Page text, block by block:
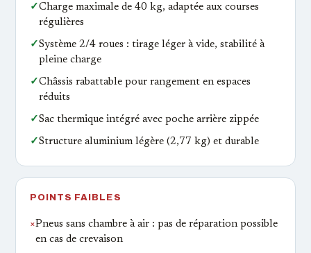
✓Charge maximale de 40 kg, adaptée aux courses
régulières
✓Système 2/4 roues : tirage léger à vide, stabilité à
pleine charge
✓Châssis rabattable pour rangement en espaces
réduits
✓Sac thermique intégré avec poche arrière zippée
✓Structure aluminium légère (2,77 kg) et durable
POINTS FAIBLES
×Pneus sans chambre à air : pas de réparation possible
en cas de crevaison